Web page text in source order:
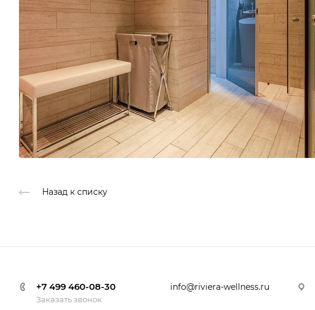
Назад к списку
+7 499 460-08-30
Заказать звонок
info@riviera-wellness.ru